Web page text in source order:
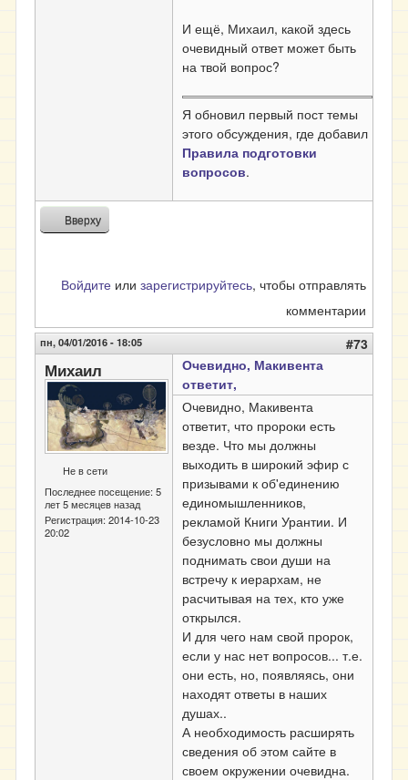
И ещё, Михаил, какой здесь
очевидный ответ может быть
на твой вопрос?
Я обновил первый пост темы
этого обсуждения, где добавил
Правила подготовки
вопросов.
Вверху
Войдите или зарегистрируйтесь, чтобы отправлять
комментарии
пн, 04/01/2016 - 18:05 #73
Михаил
Не в сети
Последнее посещение:5
лет 5 месяцев назад
Регистрация:2014-10-23
20:02
Очевидно, Макивента
ответит,
Очевидно, Макивента
ответит, что пророки есть
везде. Что мы должны
выходить в широкий эфир с
призывами к об'единению
единомышленников,
рекламой Книги Урантии. И
безусловно мы должны
поднимать свои души на
встречу к иерархам, не
расчитывая на тех, кто уже
открылся.
И для чего нам свой пророк,
если у нас нет вопросов... т.е.
они есть, но, появляясь, они
находят ответы в наших
душах..
А необходимость расширять
сведения об этом сайте в
своем окружении очевидна.